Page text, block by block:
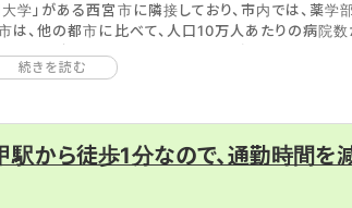
学」がある西宮市に隣接しており、市内では、薬学
は、他の都市に比べて、人口10万人あたりの病院
選びましょう。
続きを読む
駅から徒歩1分なので、通勤時間を